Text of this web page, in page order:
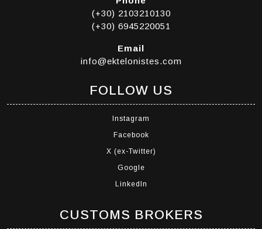
(+30) 2103210130
(+30) 6945220051
Email
info@ektelonistes.com
FOLLOW US
Instagram
Facebook
X (ex-Twitter)
Google
LinkedIn
CUSTOMS BROKERS